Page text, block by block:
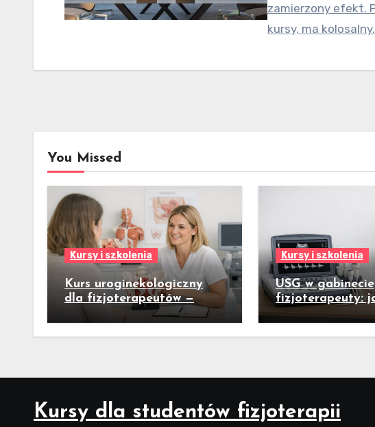
zamierzony efekt.
kursy, ma
You Missed
Kursy i szkolenia
Kurs uroginekologiczny
dla fizjoterapeutów —
praktyczny przewodnik dla
gabinetów fizjoterapii
Kursy i szkolenia
USG w gabinecie
fizjoterapeuty:
szkolenie i
badanie
Kursy dla studentów fizjoterapii